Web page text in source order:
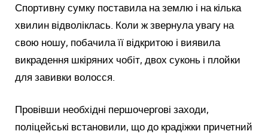
Спортивну сумку поставила на землю і на кілька
хвилин відволіклась. Коли ж звернула увагу на
свою ношу, побачила її відкритою і виявила
викрадення шкіряних чобіт, двох суконь і плойки
для завивки волосся.
Провівши необхідні першочергові заходи,
поліцейські встановили, що до крадіжки причетний